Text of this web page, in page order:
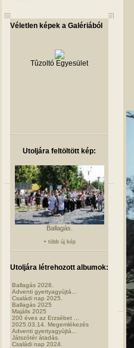
Véletlen képek a Galériából
Tûzoltó Egyesület
Utoljára feltöltött kép:
Ballagás.
+ több új kép
Utoljára létrehozott albumok:
Ballagás 2026.
Adventi gyertyagyújtá...
Családi nap 2025.
Ballagás 2025
Majális 2025
200 éves az Erzsébet ...
2025.03.14. Megemlékezés
Adventi gyertyagyújtá...
Játszótér átadás.
Családi nap 2024.